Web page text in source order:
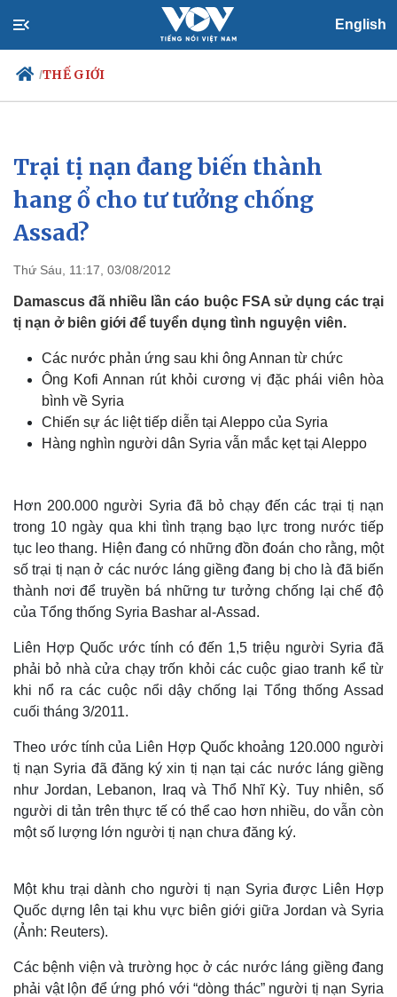
English
/THẾ GIỚI
Chính trị
Tổ chức nhân sự
Quốc hội
Xã hội
Tin 24h
Dự báo thời tiết
Trại tị nạn đang biến thành
hang ổ cho tư tưởng chống
Assad?
Thứ Sáu, 11:17, 03/08/2012
Damascus đã nhiều lần cáo buộc FSA sử dụng các trại
tị nạn ở biên giới để tuyển dụng tình nguyện viên.
Các nước phản ứng sau khi ông Annan từ chức
Ông Kofi Annan rút khỏi cương vị đặc phái viên hòa
bình về Syria
Chiến sự ác liệt tiếp diễn tại Aleppo của Syria
Hàng nghìn người dân Syria vẫn mắc kẹt tại Aleppo
Hơn 200.000 người Syria đã bỏ chạy đến các trại tị nạn
trong 10 ngày qua khi tình trạng bạo lực trong nước tiếp
tục leo thang. Hiện đang có những đồn đoán cho rằng, một
số trại tị nạn ở các nước láng giềng đang bị cho là đã biến
thành nơi để truyền bá những tư tưởng chống lại chế độ
của Tổng thống Syria Bashar al-Assad.
Liên Hợp Quốc ước tính có đến 1,5 triệu người Syria đã
phải bỏ nhà cửa chạy trốn khỏi các cuộc giao tranh kể từ
khi nổ ra các cuộc nổi dậy chống lại Tổng thống Assad
cuối tháng 3/2011.
Theo ước tính của Liên Hợp Quốc khoảng 120.000 người
tị nạn Syria đã đăng ký xin tị nạn tại các nước láng giềng
như Jordan, Lebanon, Iraq và Thổ Nhĩ Kỳ. Tuy nhiên, số
người di tản trên thực tế có thể cao hơn nhiều, do vẫn còn
một số lượng lớn người tị nạn chưa đăng ký.
Một khu trại dành cho người tị nạn Syria được Liên Hợp
Quốc dựng lên tại khu vực biên giới giữa Jordan và Syria
(Ảnh: Reuters).
Các bệnh viện và trường học ở các nước láng giềng đang
phải vật lộn để ứng phó với “dòng thác” người tị nạn Syria